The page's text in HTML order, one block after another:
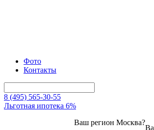
Фото
Контакты
8 (495) 565-30-55
Льготная ипотека 6%
Ваш регион Москва?